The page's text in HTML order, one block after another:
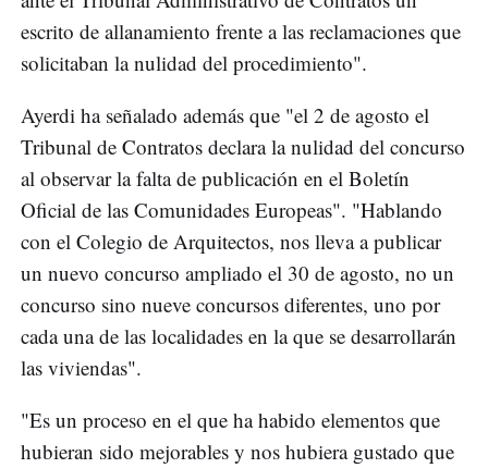
escrito de allanamiento frente a las reclamaciones que
solicitaban la nulidad del procedimiento".
Ayerdi ha señalado además que "el 2 de agosto el
Tribunal de Contratos declara la nulidad del concurso
al observar la falta de publicación en el Boletín
Oficial de las Comunidades Europeas". "Hablando
con el Colegio de Arquitectos, nos lleva a publicar
un nuevo concurso ampliado el 30 de agosto, no un
concurso sino nueve concursos diferentes, uno por
cada una de las localidades en la que se desarrollarán
las viviendas".
"Es un proceso en el que ha habido elementos que
hubieran sido mejorables y nos hubiera gustado que